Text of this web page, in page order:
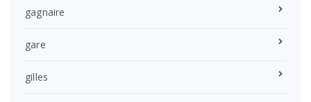
gagnaire
gare
gilles